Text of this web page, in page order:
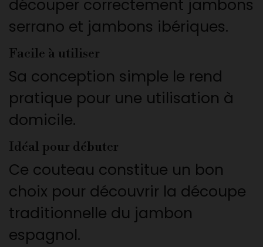
découper correctement jambons
serrano et jambons ibériques.
Facile à utiliser
Sa conception simple le rend
pratique pour une utilisation à
domicile.
Idéal pour débuter
Ce couteau constitue un bon
choix pour découvrir la découpe
traditionnelle du jambon
espagnol.